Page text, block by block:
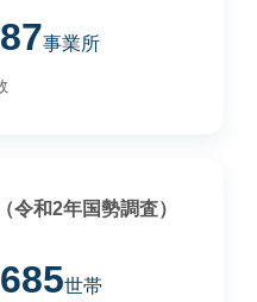
事業所
令和2年国勢調査）
世帯